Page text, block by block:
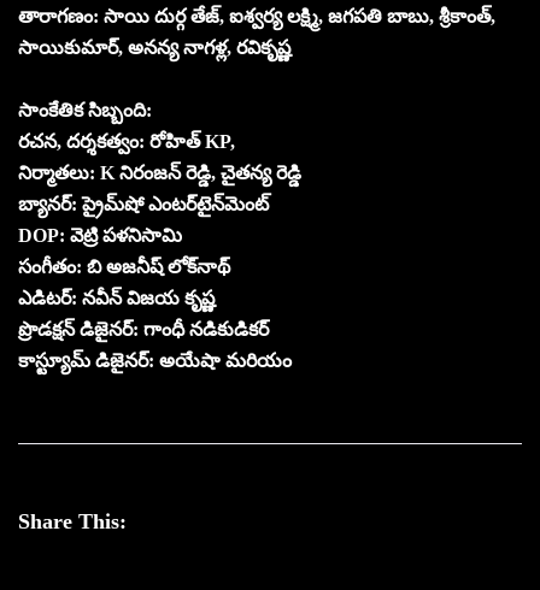
తారాగణం: సాయి దుర్గ తేజ్, ఐశ్వర్య లక్ష్మి, జగపతి బాబు, శ్రీకాంత్,
సాయికుమార్, అనన్య నాగళ్ల, రవికృష్ణ
సాంకేతిక సిబ్బంది:
రచన, దర్శకత్వం: రోహిత్ KP,
నిర్మాతలు: K నిరంజన్ రెడ్డి, చైతన్య రెడ్డి
బ్యానర్: ప్రైమ్‌షో ఎంటర్‌టైన్‌మెంట్
DOP: వెట్రి పళనిసామి
సంగీతం: బి అజనీష్ లోక్‌నాథ్
ఎడిటర్: నవీన్ విజయ కృష్ణ
ప్రొడక్షన్ డిజైనర్: గాంధీ నడికుడికర్
కాస్ట్యూమ్ డిజైనర్: అయేషా మరియం
Share This: